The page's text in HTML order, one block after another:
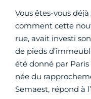
Vous êtes-vous
comment cette
rue, avait investi
de pieds
été donné par
née du
Semaest, répond à